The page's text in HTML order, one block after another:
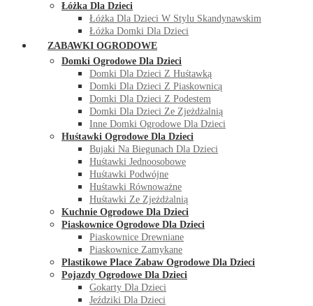
Łóżka Dla Dzieci
Łóżka Dla Dzieci W Stylu Skandynawskim
Łóżka Domki Dla Dzieci
ZABAWKI OGRODOWE
Domki Ogrodowe Dla Dzieci
Domki Dla Dzieci Z Huśtawką
Domki Dla Dzieci Z Piaskownicą
Domki Dla Dzieci Z Podestem
Domki Dla Dzieci Ze Zjeżdżalnią
Inne Domki Ogrodowe Dla Dzieci
Huśtawki Ogrodowe Dla Dzieci
Bujaki Na Biegunach Dla Dzieci
Huśtawki Jednoosobowe
Huśtawki Podwójne
Huśtawki Równoważne
Huśtawki Ze Zjeżdżalnią
Kuchnie Ogrodowe Dla Dzieci
Piaskownice Ogrodowe Dla Dzieci
Piaskownice Drewniane
Piaskownice Zamykane
Plastikowe Place Zabaw Ogrodowe Dla Dzieci
Pojazdy Ogrodowe Dla Dzieci
Gokarty Dla Dzieci
Jeździki Dla Dzieci